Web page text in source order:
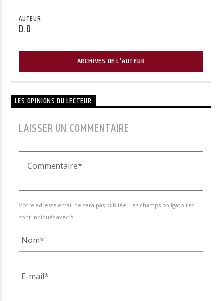
AUTEUR
D.D
ARCHIVES DE L'AUTEUR
LES OPINIONS DU LECTEUR
LAISSER UN COMMENTAIRE
Votre adresse email ne sera pas publiée. Les champs obligatoires
sont indiqués avec *